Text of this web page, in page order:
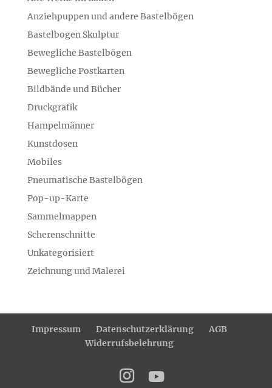
Anziehpuppen und andere Bastelbögen
Bastelbogen Skulptur
Bewegliche Bastelbögen
Bewegliche Postkarten
Bildbände und Bücher
Druckgrafik
Hampelmänner
Kunstdosen
Mobiles
Pneumatische Bastelbögen
Pop-up-Karte
Sammelmappen
Scherenschnitte
Unkategorisiert
Zeichnung und Malerei
Impressum Datenschutzerklärung
AGB
Widerrufsbelehrung